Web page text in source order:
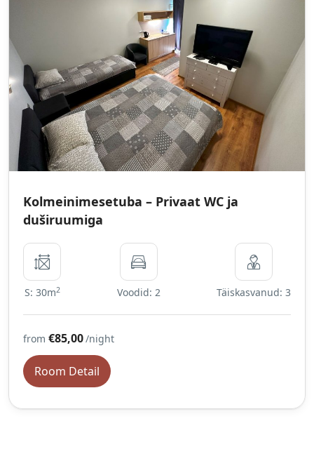
Kolmeinimesetuba – Privaat WC ja
duširuumiga
S: 30m2 Voodid: 2 Täiskasvanud: 3
from €85,00/night
Room Detail